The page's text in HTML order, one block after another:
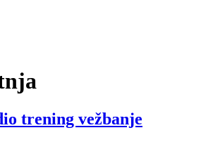
trening vežbanje